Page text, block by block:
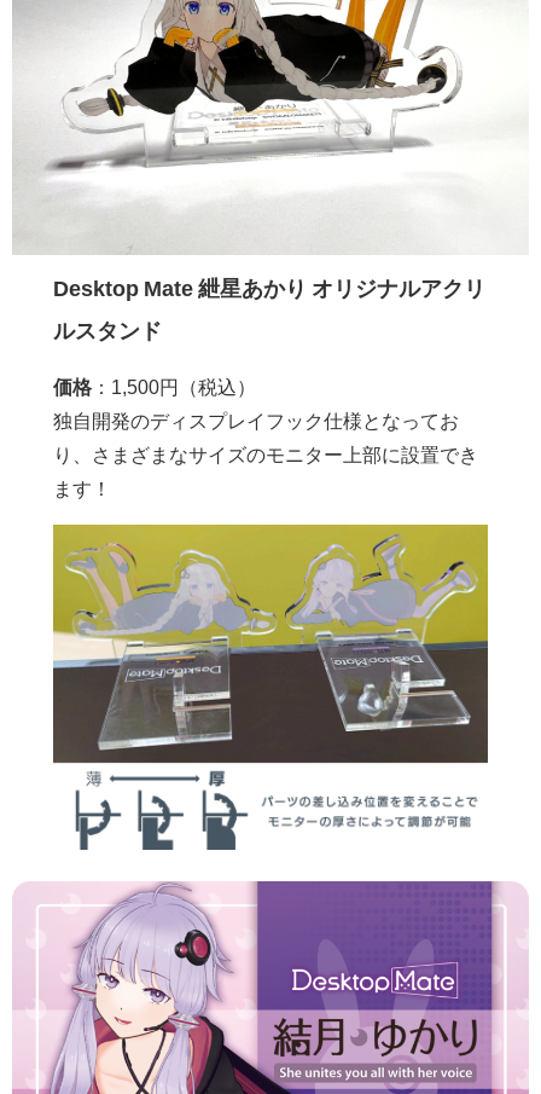
Desktop Mate 紲星あかり オリジナルアクリ
ルスタンド
価格 ：1,500円（税込）
独自開発のディスプレイフック仕様となってお
り、さまざまなサイズのモニター上部に設置でき
ます！